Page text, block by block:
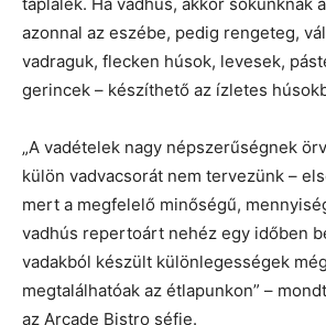
azonnal az eszébe, pedig rengeteg,
vadraguk, flecken húsok, levesek,
gerincek – készíthető az ízletes
„A vadételek nagy népszerűségnek
külön vadvacsorát nem tervezünk –
mert a megfelelő minőségű,
vadhús repertoárt nehéz egy időben
vadakból készült különlegességek
megtalálhatóak az étlapunkon” –
az Arcade Bistro séfje.